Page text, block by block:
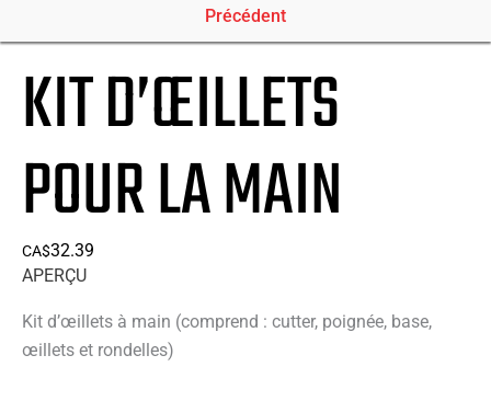
Précédent
KIT D’ŒILLETS
POUR LA MAIN
CA$32.39
APERÇU
Kit d’œillets à main (comprend : cutter, poignée, base,
œillets et rondelles)